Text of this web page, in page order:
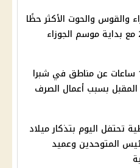
والقوس والحوت الأكثر حظًا
قطع المياه 10 ساعات عن مناطق في شبرا
بسبب أعمال الصرف
تحتفل اليوم بتذكار ميلاد
المتوحدين وعميد